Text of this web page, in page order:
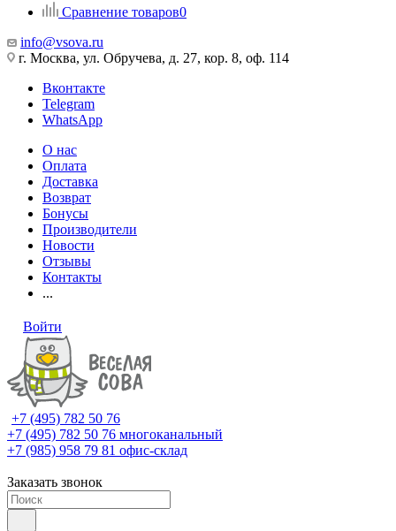
Сравнение товаров0
info@vsova.ru
г. Москва, ул. Обручева, д. 27, кор. 8, оф. 114
Вконтакте
Telegram
WhatsApp
О нас
Оплата
Доставка
Возврат
Бонусы
Производители
Новости
Отзывы
Контакты
...
Войти
+7 (495) 782 50 76
+7 (495) 782 50 76 многоканальный
+7 (985) 958 79 81 офис-склад
Заказать звонок